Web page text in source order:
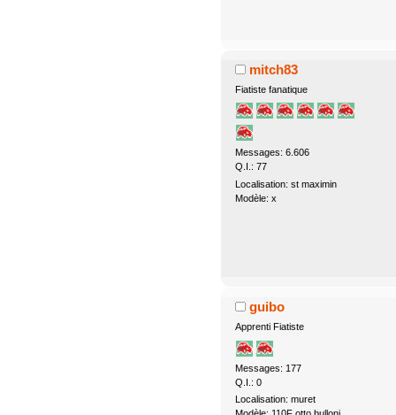
mitch83
Fiatiste fanatique
Messages: 6.606
Q.I.: 77
Localisation: st maximin
Modèle: x
guibo
Apprenti Fiatiste
Messages: 177
Q.I.: 0
Localisation: muret